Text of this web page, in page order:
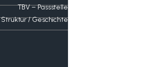
TBV – Passstelle
Struktur / Geschichte